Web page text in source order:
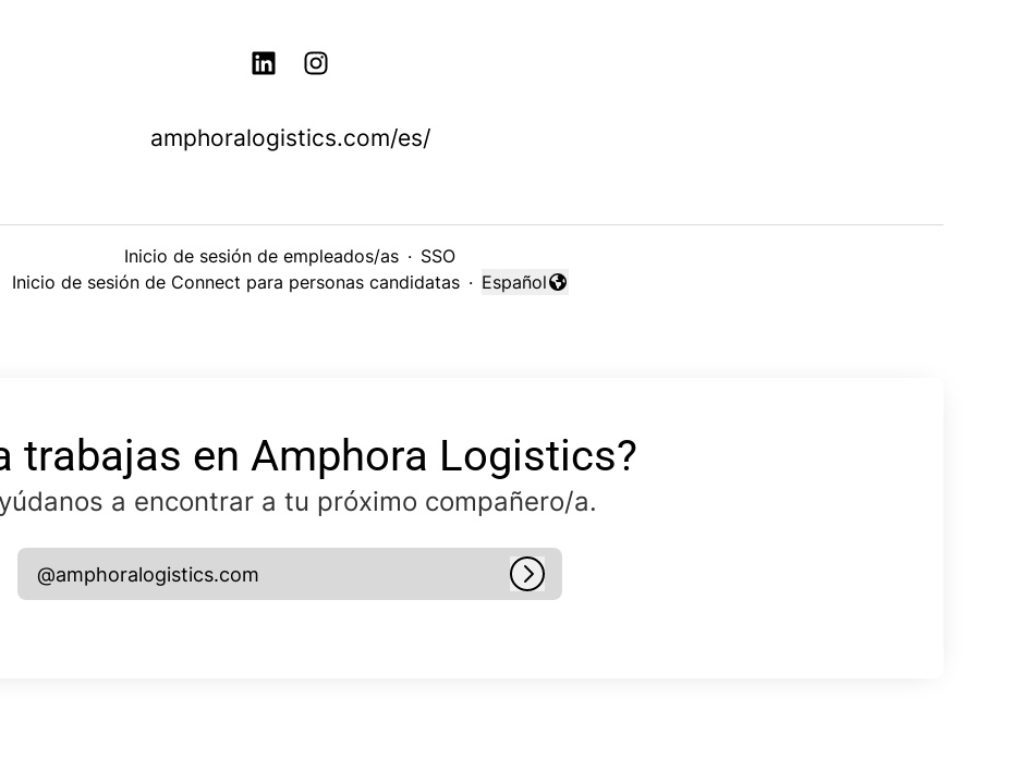
amphoralogistics.com/es/
Inicio de sesión de empleados/as · SSO
Inicio de sesión de Connect para personas candidatas ·
Cambiar idioma
Español
trabajas en Amphora Logistics?
a encontrar a tu próximo compañero/a.
@amphoralogistics.com Iniciar sesión